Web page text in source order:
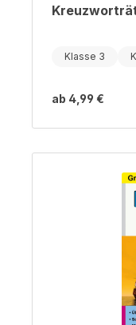
Klasse 3
ab 4,99 €